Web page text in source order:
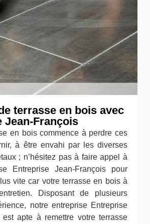
terrasse en bois avec
Jean-François
en bois commence à perdre ces
à être envahi par les diverses
; n’hésitez pas à faire appel à
Entreprise Jean-François pour
vite car votre terrasse en bois à
Disposant de plusieurs
notre entreprise Entreprise
est apte à remettre votre terrasse